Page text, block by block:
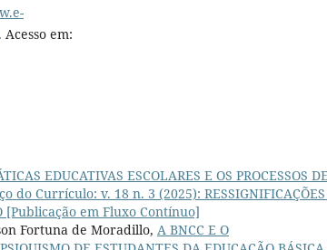
. Acesso em:
EDUCATIVAS ESCOLARES E OS PROCESSOS DE
do Currículo: v. 18 n. 3 (2025):
[Publicação em Fluxo Contínuo]
Fortuna de Moradillo, A BNCC E O